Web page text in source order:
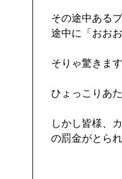
その途中ある
途中に「おお
そりゃ驚きま
ひょっこりあ
しかし皆様、
の罰金がとら